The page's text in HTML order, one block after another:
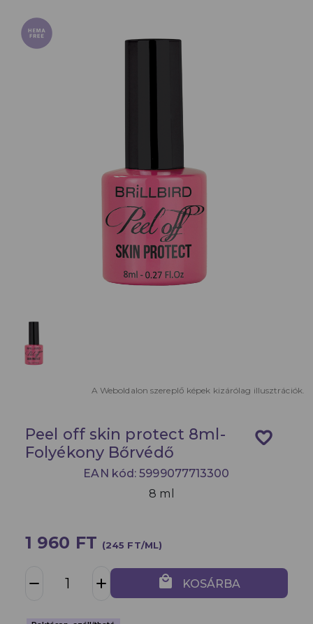
A Weboldalon szereplő képek kizárólag illusztrációk.
favorite_border
Peel off skin protect 8ml-
Folyékony Bőrvédő
EAN kód: 5999077713300
8 ml
1 960 FT (245 FT/ML)
remove add local_mall KOSÁRBA